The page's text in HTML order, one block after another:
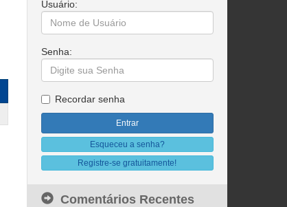
Usuário:
Senha:
Recordar senha
Esqueceu a senha?
Registre-se gratuitamente!
Comentários Recentes